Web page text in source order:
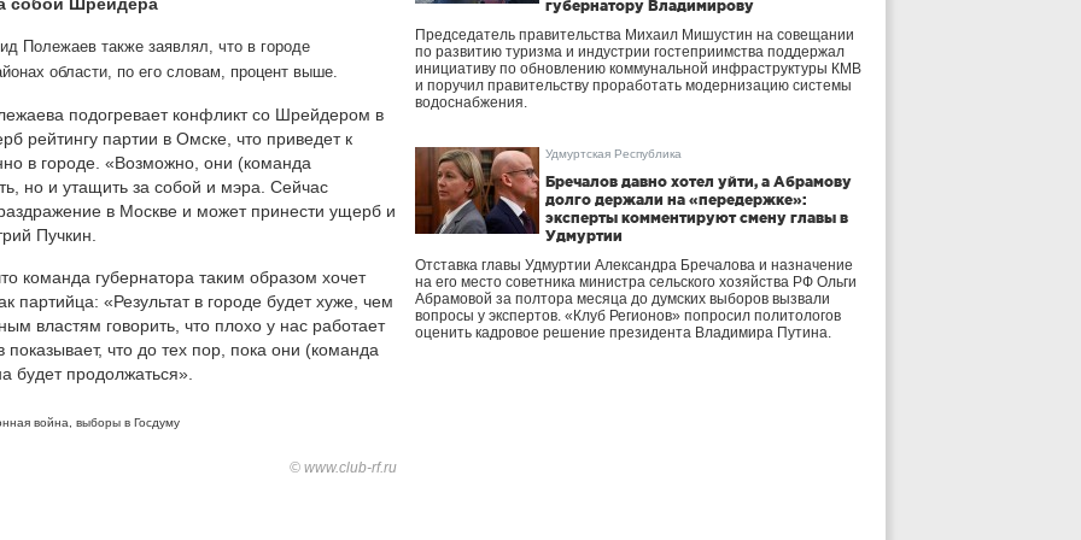
Полежаев также заявлял, что в городе
области, по его словам, процент выше.
подогревает конфликт со Шрейдером в
рейтингу партии в Омске, что приведет к
в городе. «Возможно, они (команда
но и утащить за собой и мэра. Сейчас
в Москве и может принести ущерб и
Пучкин.
команда губернатора таким образом хочет
партийца: «Результат в городе будет хуже, чем
властям говорить, что плохо у нас работает
что до тех пор, пока они (команда
будет продолжаться».
война выборы в Госдуму
© www.club-rf.ru
губернатору Владимирову
Председатель правительства Михаил Мишустин на совещании
по развитию туризма и индустрии гостеприимства поддержал
инициативу по обновлению коммунальной инфраструктуры КМВ
и поручил правительству проработать модернизацию системы
водоснабжения.
Удмуртская Республика
Бречалов давно хотел уйти, а Абрамову
долго держали на «передержке»:
эксперты комментируют смену главы в
Удмуртии
Отставка главы Удмуртии Александра Бречалова и назначение
на его место советника министра сельского хозяйства РФ Ольги
Абрамовой за полтора месяца до думских выборов вызвали
вопросы у экспертов. «Клуб Регионов» попросил политологов
оценить кадровое решение президента Владимира Путина.